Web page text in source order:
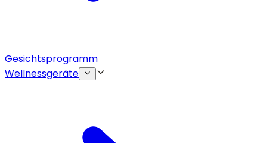
Gesichtsprogramm
Wellnessgeräte